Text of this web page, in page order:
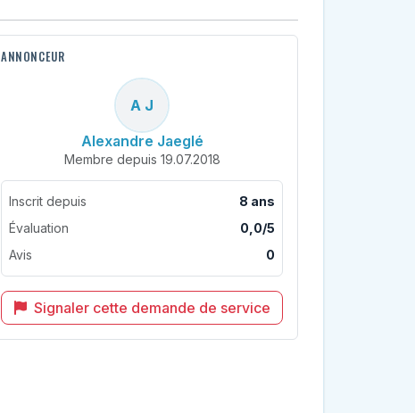
ANNONCEUR
A J
Alexandre Jaeglé
Membre depuis 19.07.2018
Inscrit depuis
8 ans
Évaluation
0,0/5
Avis
0
Signaler cette demande de service